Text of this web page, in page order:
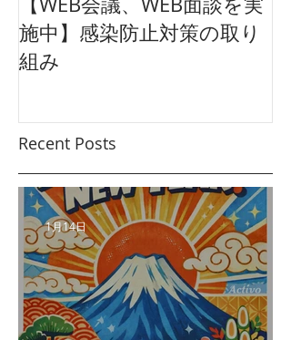
施中】感染防止対策の取り
組み
Recent Posts
1月14日